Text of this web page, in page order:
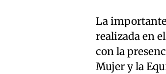
La
realizada en
con la
Mujer y la